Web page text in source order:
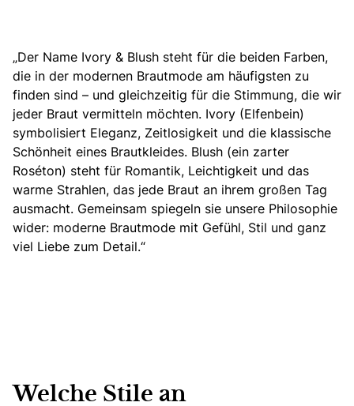
„Der Name Ivory & Blush steht für die beiden Farben,
die in der modernen Brautmode am häufigsten zu
finden sind – und gleichzeitig für die Stimmung, die wir
jeder Braut vermitteln möchten. Ivory (Elfenbein)
symbolisiert Eleganz, Zeitlosigkeit und die klassische
Schönheit eines Brautkleides. Blush (ein zarter
Roséton) steht für Romantik, Leichtigkeit und das
warme Strahlen, das jede Braut an ihrem großen Tag
ausmacht. Gemeinsam spiegeln sie unsere Philosophie
wider: moderne Brautmode mit Gefühl, Stil und ganz
viel Liebe zum Detail.“
Welche Stile an